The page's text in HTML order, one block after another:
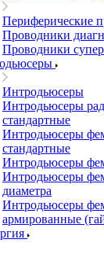
Периферические
Проводники
Проводники
Интродьюсеры
Интродьюсеры
стандартные
Интродьюсеры
стандартные
Интродьюсеры
Интродьюсеры
диаметра
Интродьюсеры
армированные